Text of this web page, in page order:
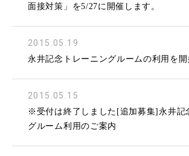
面接対策」を5/27に開催します。
2015.05.19
永井記念トレーニングルームの利用を開
2015.05.15
※受付は終了しました[追加募集]永井記
グルーム利用のご案内